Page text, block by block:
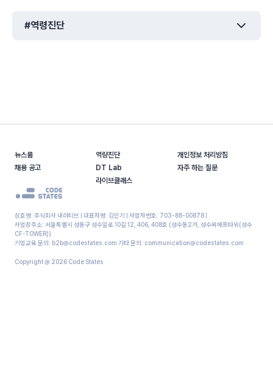
#역령진단
뉴스룸
채용 공고
역량진단
DT Lab
라이브클래스
개인정보 처리방침
자주 하는 질문
상호명: 주식회사 내러티브 | 대표자명: 김인기 | 사업자번호: 703-88-00878 |
사업장주소: 서울특별시 성동구 성수일로 10길 12, 406, 408호 (성수동2가, 성수씨에프타워(성수
CF-TOWER))
기업교육 문의: b2b@codestates.com 기타 문의: communication@codestates.com
Copyright @ 2026 Code States